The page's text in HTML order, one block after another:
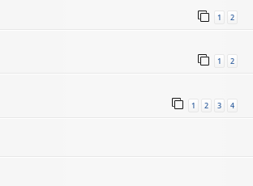
1 2
1 2
1 2 3 4